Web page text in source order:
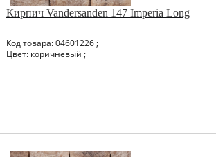
Кирпич Vandersanden 147 Imperia Long
Код товара: 04601226 ;
Цвет: коричневый ;